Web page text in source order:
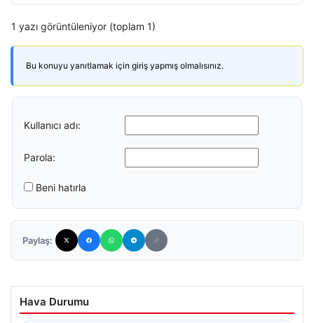
1 yazı görüntüleniyor (toplam 1)
Bu konuyu yanıtlamak için giriş yapmış olmalısınız.
Kullanıcı adı:
Parola:
Beni hatırla
Paylaş:
Hava Durumu